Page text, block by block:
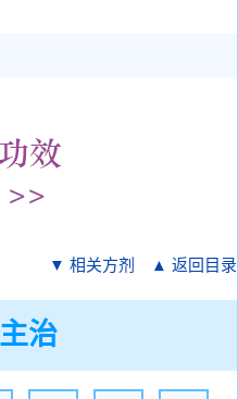
▼ 相关方剂 ▲ 返回目录
治